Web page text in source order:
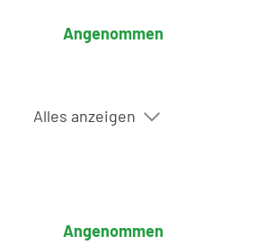
Angenommen
Alles anzeigen
Angenommen